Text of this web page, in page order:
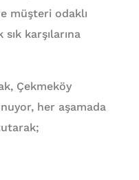
müşteri odaklı
karşılarına
Çekmeköy
her aşamada